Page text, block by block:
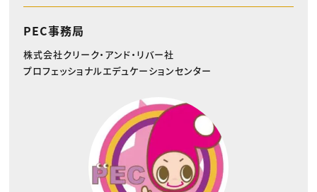
PEC事務局
株式会社クリーク・アンド・リバー社
プロフェッショナルエデュケーションセンター